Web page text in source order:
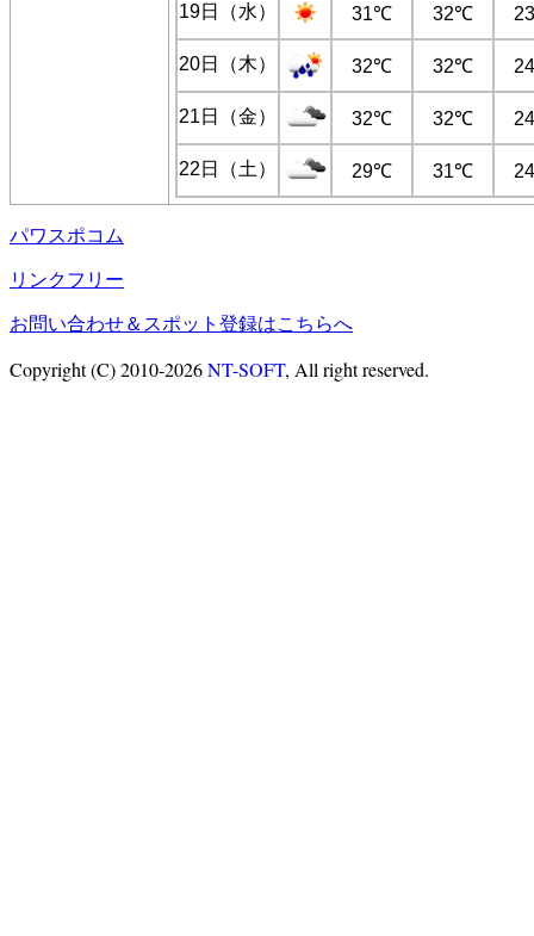
19日（水） 31℃ 32℃
20日（木） 32℃ 32℃
21日（金） 32℃ 32℃
22日（土） 29℃ 31℃
パワスポコム
リンクフリー
お問い合わせ＆スポット登録はこちらへ
Copyright (C) 2010-2026NT-SOFT, All right reserved.